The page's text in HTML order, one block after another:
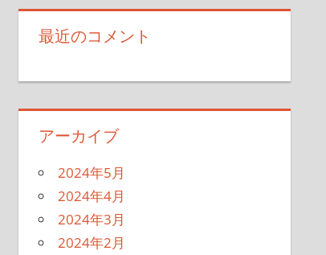
最近のコメント
アーカイブ
2024年5月
2024年4月
2024年3月
2024年2月